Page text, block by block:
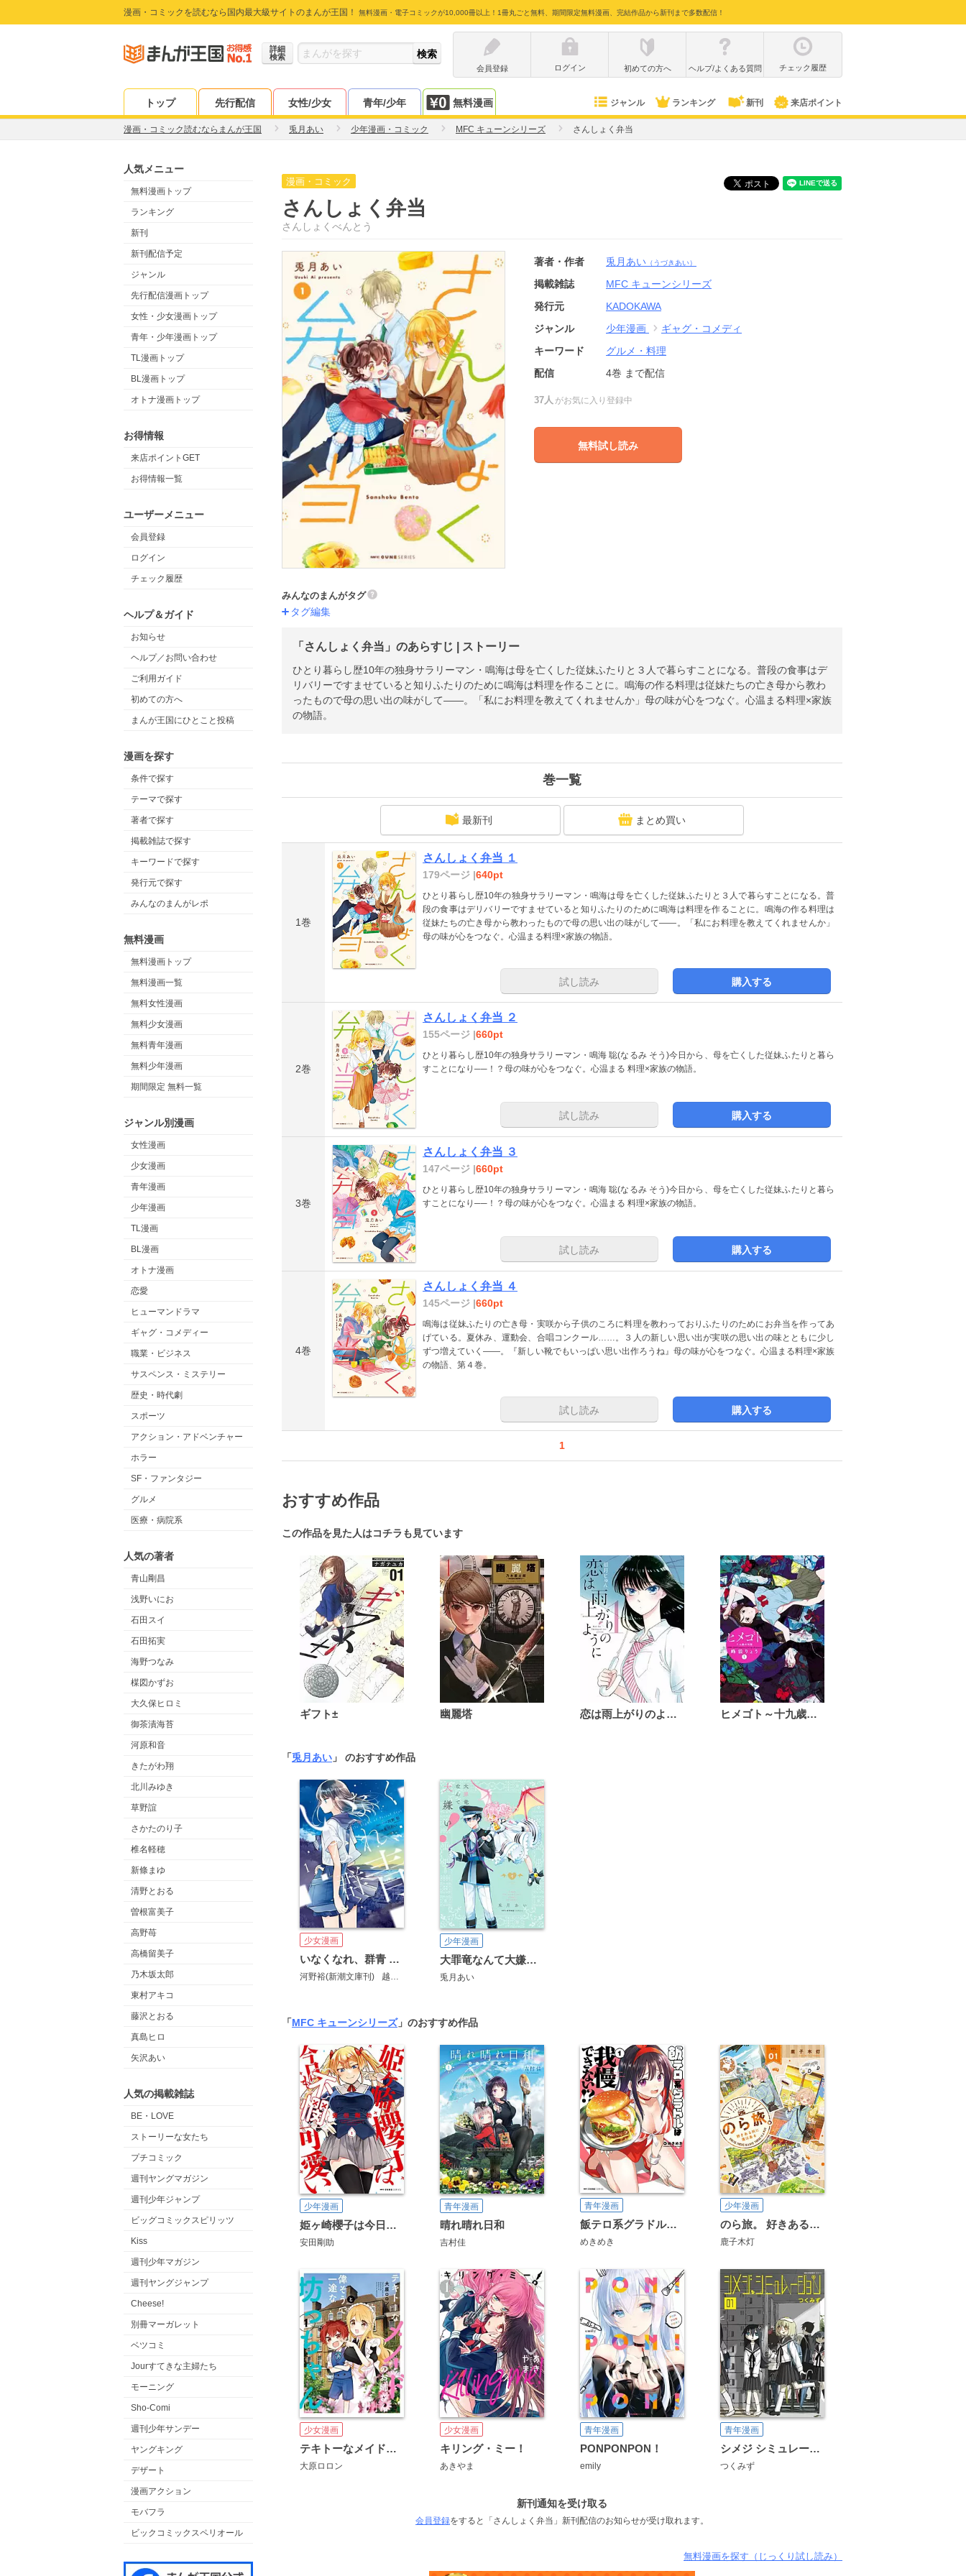
漫画・コミックを読むなら国内最大級サイトのまんが王国！ 無料漫画・電子コミックが10,000冊以上！1冊丸ごと無料、期間限定無料漫画、完結作品から新刊まで多数配信！
詳細
検索
会員登録
ログイン 初めての方へ ヘルプ/よくある質問 チェック履歴
トップ 先行配信 女性/少女 青年/少年 無料漫画 ジャンル ランキング 新刊 来店ポイント
漫画・コミック読むならまんが王国 兎月あい 少年漫画・コミック MFC キューンシリーズ さんしょく弁当
人気メニュー
無料漫画トップ
ランキング
新刊
新刊配信予定
ジャンル
先行配信漫画トップ
女性・少女漫画トップ
青年・少年漫画トップ
TL漫画トップ
BL漫画トップ
オトナ漫画トップ
お得情報
来店ポイントGET
お得情報一覧
ユーザーメニュー
会員登録
ログイン
チェック履歴
ヘルプ＆ガイド
お知らせ
ヘルプ／お問い合わせ
ご利用ガイド
初めての方へ
まんが王国にひとこと投稿
漫画を探す
条件で探す
テーマで探す
著者で探す
掲載雑誌で探す
キーワードで探す
発行元で探す
みんなのまんがレポ
無料漫画
無料漫画トップ
無料漫画一覧
無料女性漫画
無料少女漫画
無料青年漫画
無料少年漫画
期間限定 無料一覧
ジャンル別漫画
女性漫画
少女漫画
青年漫画
少年漫画
TL漫画
BL漫画
オトナ漫画
恋愛
ヒューマンドラマ
ギャグ・コメディー
職業・ビジネス
サスペンス・ミステリー
歴史・時代劇
スポーツ
アクション・アドベンチャー
ホラー
SF・ファンタジー
グルメ
医療・病院系
人気の著者
青山剛昌
浅野いにお
石田スイ
石田拓実
海野つなみ
楳図かずお
大久保ヒロミ
御茶漬海苔
河原和音
きたがわ翔
北川みゆき
草野誼
さかたのり子
椎名軽穂
新條まゆ
清野とおる
曽根富美子
高野苺
高橋留美子
乃木坂太郎
東村アキコ
藤沢とおる
真島ヒロ
矢沢あい
人気の掲載雑誌
BE・LOVE
ストーリーな女たち
プチコミック
週刊ヤングマガジン
週刊少年ジャンプ
ビッグコミックスピリッツ
Kiss
週刊少年マガジン
週刊ヤングジャンプ
Cheese!
別冊マーガレット
ベツコミ
Jourすてきな主婦たち
モーニング
Sho-Comi
週刊少年サンデー
ヤングキング
デザート
漫画アクション
モバフラ
ビックコミックスペリオール
漫画・コミック
さんしょく弁当
さんしょくべんとう
著者・作者 兎月あい （うづきあい）
掲載雑誌
MFC キューンシリーズ
発行元
KADOKAWA
ジャンル
少年漫画
ギャグ・コメディ
キーワード
グルメ・料理
配信
4巻 まで配信
37人 がお気に入り登録中
無料試し読み
みんなのまんがタグ
タグ編集
「さんしょく弁当」のあらすじ | ストーリー
ひとり暮らし歴10年の独身サラリーマン・鳴海は母を亡くした従妹ふたりと３人で暮らすことになる。普段の食事はデ
リバリーですませていると知りふたりのために鳴海は料理を作ることに。鳴海の作る料理は従妹たちの亡き母から教わ
ったもので母の思い出の味がして――。「私にお料理を教えてくれませんか」母の味が心をつなぐ。心温まる料理×家族
の物語。
巻一覧
最新刊 まとめ買い
1巻
さんしょく弁当 １
179ページ |640pt
ひとり暮らし歴10年の独身サラリーマン・鳴海は母を亡くした従妹ふたりと３人で暮らすことになる。普
段の食事はデリバリーですませていると知りふたりのために鳴海は料理を作ることに。鳴海の作る料理は
従妹たちの亡き母から教わったもので母の思い出の味がして――。「私にお料理を教えてくれませんか」
母の味が心をつなぐ。心温まる料理×家族の物語。
試し読み 購入する
2巻
さんしょく弁当 ２
155ページ |660pt
ひとり暮らし歴10年の独身サラリーマン・鳴海 聡(なるみ そう)今日から、母を亡くした従妹ふたりと暮ら
すことになり──！？母の味が心をつなぐ。心温まる 料理×家族の物語。
試し読み 購入する
3巻
さんしょく弁当 ３
147ページ |660pt
ひとり暮らし歴10年の独身サラリーマン・鳴海 聡(なるみ そう)今日から、母を亡くした従妹ふたりと暮ら
すことになり──！？母の味が心をつなぐ。心温まる 料理×家族の物語。
試し読み 購入する
4巻
さんしょく弁当 ４
145ページ |660pt
鳴海は従妹ふたりの亡き母・実咲から子供のころに料理を教わっておりふたりのためにお弁当を作ってあ
げている。夏休み、運動会、合唱コンクール……。３人の新しい思い出が実咲の思い出の味とともに少し
ずつ増えていく――。『新しい靴でもいっぱい思い出作ろうね』母の味が心をつなぐ。心温まる料理×家族
の物語、第４巻。
試し読み 購入する
1
おすすめ作品
この作品を見た人はコチラも見ています
ギフト± 幽麗塔 恋は雨上がりのように ヒメゴト～十九歳の制服～
「兎月あい 」 のおすすめ作品
少女漫画
いなくなれ、群青 Fragile Light of Pistol Star
河野裕(新潮文庫刊) 越島はぐ 兎月あい
少年漫画
大罪竜なんて大嫌い！
兎月あい
「MFC キューンシリーズ」のおすすめ作品
少年漫画
姫ヶ崎櫻子は今日も不憫可愛い
安田剛助
青年漫画
晴れ晴れ日和
吉村佳
青年漫画
飯テロ系グラドルは我慢できない！？
めきめき
少年漫画
のら旅。 好きある所に道はある
鹿子木灯
少女漫画
テキトーなメイドのお姉さんと偉そうで一途な坊っちゃん
大原ロロン
少女漫画
キリング・ミー！
あきやま
青年漫画
PONPONPON！
emily
青年漫画
シメジ シミュレーション
つくみず
新刊通知を受け取る
会員登録をすると「さんしょく弁当」新刊配信のお知らせが受け取れます。
無料漫画を探す（じっくり試し読み）